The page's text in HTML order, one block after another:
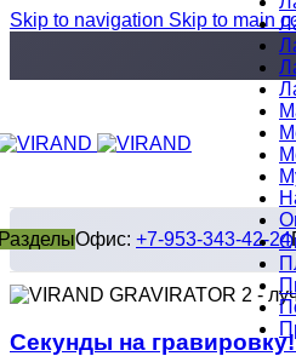
Skip to navigation Skip to main
Офис: +7-953-343-42-24
Секунды на